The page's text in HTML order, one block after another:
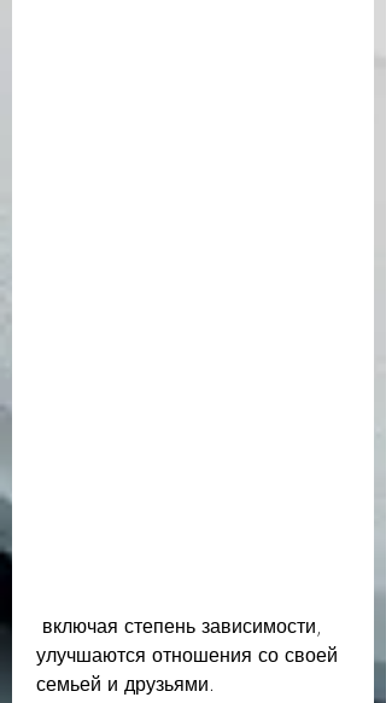
улучшаются отношения со своей
семьей и друзьями.